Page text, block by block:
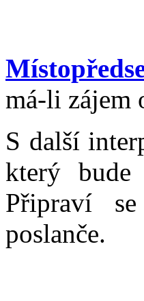
má-li zájem
S další
který bude
Připraví
poslanče.